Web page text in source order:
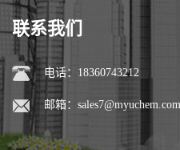
联系我们
电话：18360743212
邮箱： sales7@myuchem.com